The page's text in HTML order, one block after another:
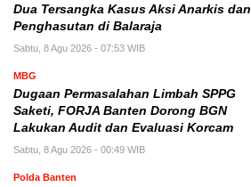
Dua Tersangka Kasus Aksi Anarkis dan
Penghasutan di Balaraja
Sabtu, 8 Agu 2026 - 07:53 WIB
MBG
Dugaan Permasalahan Limbah SPPG
Saketi, FORJA Banten Dorong BGN
Lakukan Audit dan Evaluasi Korcam
Sabtu, 8 Agu 2026 - 00:49 WIB
Polda Banten